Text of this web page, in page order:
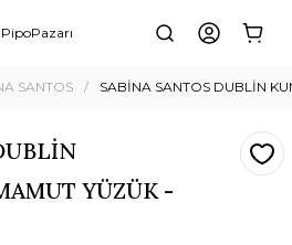
SANTOS SABİNA SANTOS DUBLİN
YÜZÜK -